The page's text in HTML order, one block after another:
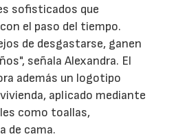
sofisticados que
el paso del tiempo.
de desgastarse, ganen
señala Alexandra. El
además un logotipo
aplicado mediante
como toallas,
de cama.